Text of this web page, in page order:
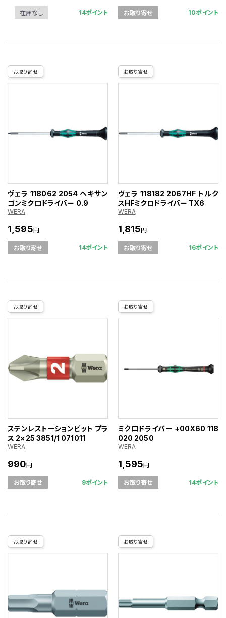
在庫なし 14ポイント お取り寄せ 10ポイント
お取り寄せ
ヴェラ 118062 2054 ヘキサン
ゴンミクロドライバー 0.9
WERA
1,595円
お取り寄せ 14ポイント
お取り寄せ
ヴェラ 118182 2067HF トルク
スHFミクロドライバー TX6
WERA
1,815円
お取り寄せ 16ポイント
お取り寄せ
ステンレストーションビット プラ
ス 2×25 3851/1 071011
WERA
990円
お取り寄せ 9ポイント
お取り寄せ
ミクロドライバー +00X60 118
020 2050
WERA
1,595円
お取り寄せ 14ポイント
お取り寄せ お取り寄せ